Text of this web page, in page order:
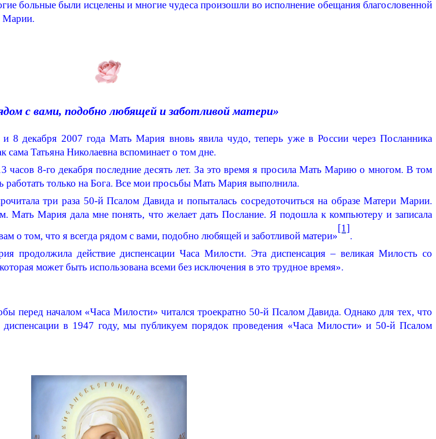
больные были исцелены и многие чудеса произошли во исполнение обещания благословенной
Марии.
с вами, подобно любящей и заботливой матери»
8 декабря 2007 года Мать Мария вновь явила чудо, теперь уже в России через Посланника
сама Татьяна Николаевна вспоминает о том дне.
8-го декабря последние десять лет. За это время я просила Мать Марию о многом. В том
работать только на Бога. Все мои просьбы Мать Мария выполнила.
три раза 50-й Псалом Давида и попыталась сосредоточиться на образе Матери Марии.
Мать Мария дала мне понять, что желает дать Послание. Я подошла к компьютеру и записала
о том, что я всегда рядом с вами, подобно любящей и заботливой матери»
[1]
.
продолжила действиедиспенсации Часа Милости. Этадиспенсация – великая Милость со
может быть использована всеми без исключения в это трудное время».
перед началом «Часа Милости» читался троекратно 50-й Псалом Давида. Однако для тех, что
диспенсации в 1947 году, мы публикуем порядок проведения «Часа Милости» и 50-й Псалом